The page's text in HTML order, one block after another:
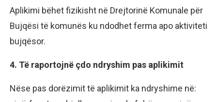
Aplikimi bëhet fizikisht në Drejtorinë Komunale për
Bujqësi të komunës ku ndodhet ferma apo aktiviteti
bujqësor.
4. Të raportojnë çdo ndryshim pas aplikimit
Nëse pas dorëzimit të aplikimit ka ndryshime në: